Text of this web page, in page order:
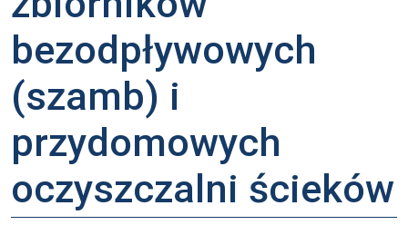
bezodpływowych
(szamb) i
przydomowych
oczyszczalni ścieków